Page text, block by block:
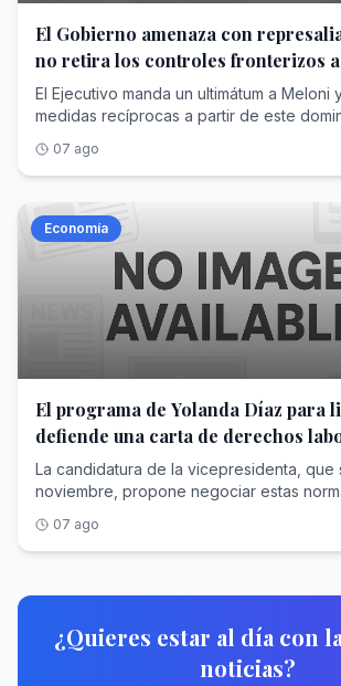
para que la familia del fútbol se encuentre
trabajando para seguir generando
mejor calidad de vida para millones de
que practican nuestro querido
en virtud de la proximidad del próximo
bajo su liderazgo , a fin de poder
un futbol mejor y, aun, más inclusivo».
El Gobierno amenaza con
no retira los controles fronterizos
procedentes de España
El Ejecutivo manda un ultimátum a Meloni
medidas recíprocas a partir de este
07 ago
Economía
El programa de Yolanda Díaz para
defiende una carta de derechos
mínimos para todos los países
La candidatura de la vicepresidenta, que
noviembre, propone negociar estas
y trabajadores
07 ago
¿Quieres estar al día con
noticias?